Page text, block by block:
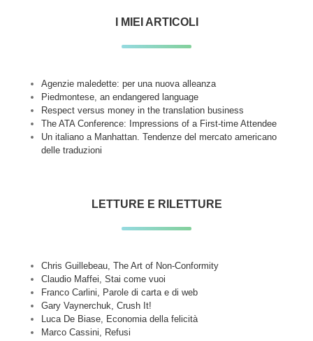
I MIEI ARTICOLI
Agenzie maledette: per una nuova alleanza
Piedmontese, an endangered language
Respect versus money in the translation business
The ATA Conference: Impressions of a First-time Attendee
Un italiano a Manhattan. Tendenze del mercato americano
delle traduzioni
LETTURE E RILETTURE
Chris Guillebeau, The Art of Non-Conformity
Claudio Maffei, Stai come vuoi
Franco Carlini, Parole di carta e di web
Gary Vaynerchuk, Crush It!
Luca De Biase, Economia della felicità
Marco Cassini, Refusi